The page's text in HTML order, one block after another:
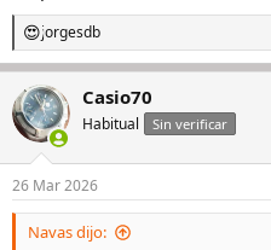
R
e
a
c
c
i
e
s
jorgesdb
Casio70
Habitual Sin verificar
26 Mar 2026
Navas dijo: